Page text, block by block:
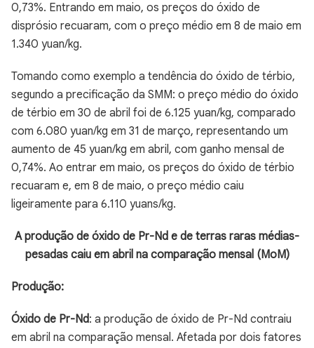
0,73%. Entrando em maio, os preços do óxido de
disprósio recuaram, com o preço médio em 8 de maio em
1.340 yuan/kg.
Tomando como exemplo a tendência do óxido de térbio,
segundo a precificação da SMM: o preço médio do óxido
de térbio em 30 de abril foi de 6.125 yuan/kg, comparado
com 6.080 yuan/kg em 31 de março, representando um
aumento de 45 yuan/kg em abril, com ganho mensal de
0,74%. Ao entrar em maio, os preços do óxido de térbio
recuaram e, em 8 de maio, o preço médio caiu
ligeiramente para 6.110 yuans/kg.
A produção de óxido de Pr-Nd e de terras raras médias-
pesadas caiu em abril na comparação mensal (MoM)
Produção:
Óxido de Pr-Nd: a produção de óxido de Pr-Nd contraiu
em abril na comparação mensal. Afetada por dois fatores